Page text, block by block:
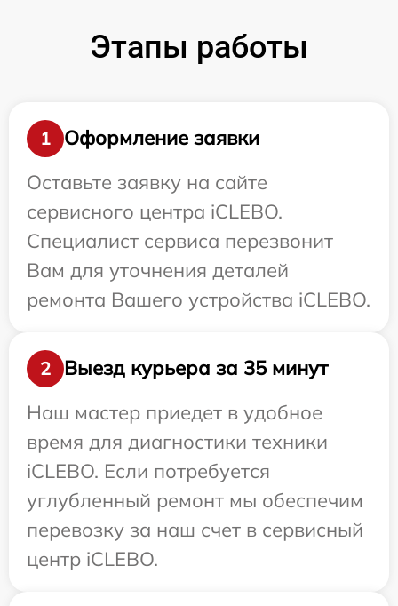
Этапы работы
1
Оформление заявки
Оставьте заявку на сайте
сервисного центра iCLEBO.
Специалист сервиса перезвонит
Вам для уточнения деталей
ремонта Вашего устройства iCLEBO.
2
Выезд курьера за 35 минут
Наш мастер приедет в удобное
время для диагностики техники
iCLEBO. Если потребуется
углубленный ремонт мы обеспечим
перевозку за наш счет в сервисный
центр iCLEBO.